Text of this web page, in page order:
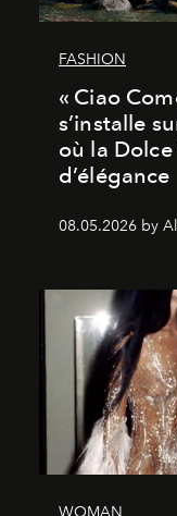
FASHION
« Ciao
s’installe
où la
d’élégance
08.05.2026 by
WOMAN